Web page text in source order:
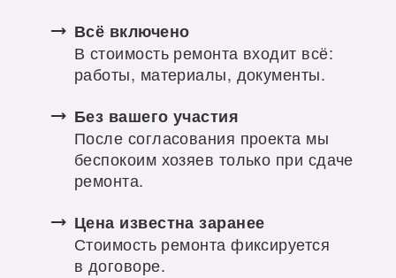
Всё включено
В стоимость ремонта входит всё:
работы, материалы, документы.
Без вашего участия
После согласования проекта мы
беспокоим хозяев только при сдаче
ремонта.
Цена известна заранее
Стоимость ремонта фиксируется
в договоре.